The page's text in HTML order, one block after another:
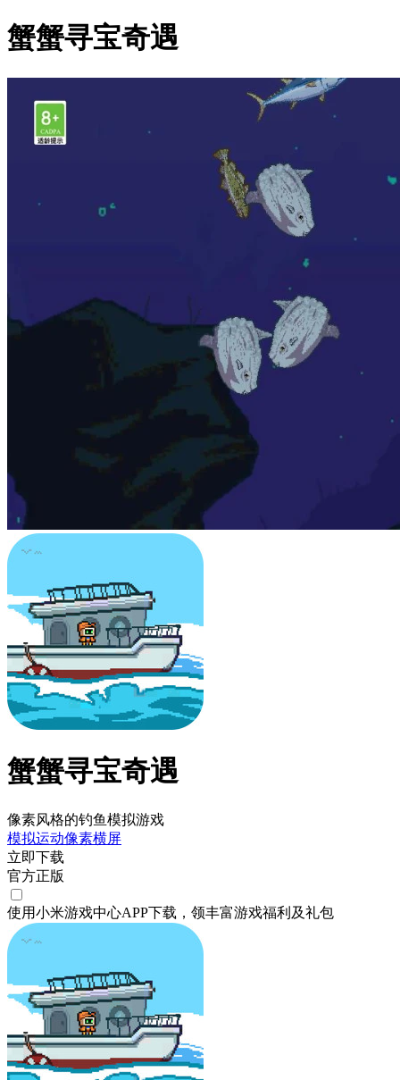
蟹蟹寻宝奇遇
蟹蟹寻宝奇遇
像素风格的钓鱼模拟游戏
模拟运动像素横屏
立即下载
官方正版
使用小米游戏中心APP下载 ，领丰富游戏福利 及礼包